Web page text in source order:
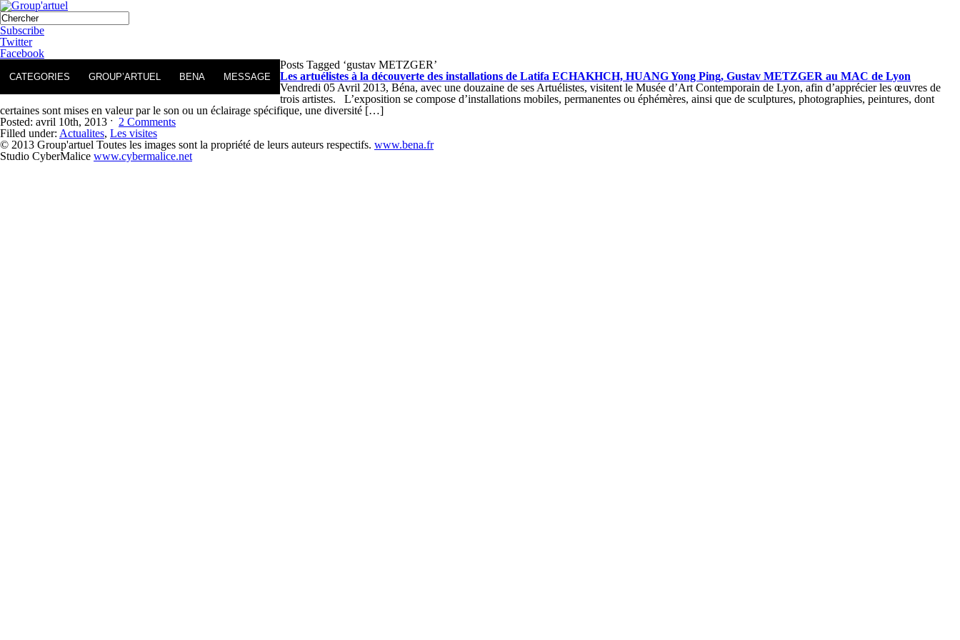
Subscribe
Twitter
Facebook
CATEGORIES GROUP’ARTUEL BENA MESSAGE
Posts Tagged ‘gustav METZGER’
Les artuélistes à la découverte des installations de Latifa ECHAKHCH, HUANG Yong Ping, Gustav METZGER au MAC de Lyon
Vendredi 05 Avril 2013, Béna, avec une douzaine de ses Artuélistes, visitent le Musée d’Art Contemporain de Lyon, afin d’apprécier les œuvres de
trois artistes. L’exposition se compose d’installations mobiles, permanentes ou éphémères, ainsi que de sculptures, photographies, peintures, dont
certaines sont mises en valeur par le son ou un éclairage spécifique, une diversité […]
Posted: avril 10th, 2013 ˑ 2 Comments
Filled under: Actualites, Les visites
© 2013 Group'artuel Toutes les images sont la propriété de leurs auteurs respectifs. www.bena.fr
Studio CyberMalice www.cybermalice.net